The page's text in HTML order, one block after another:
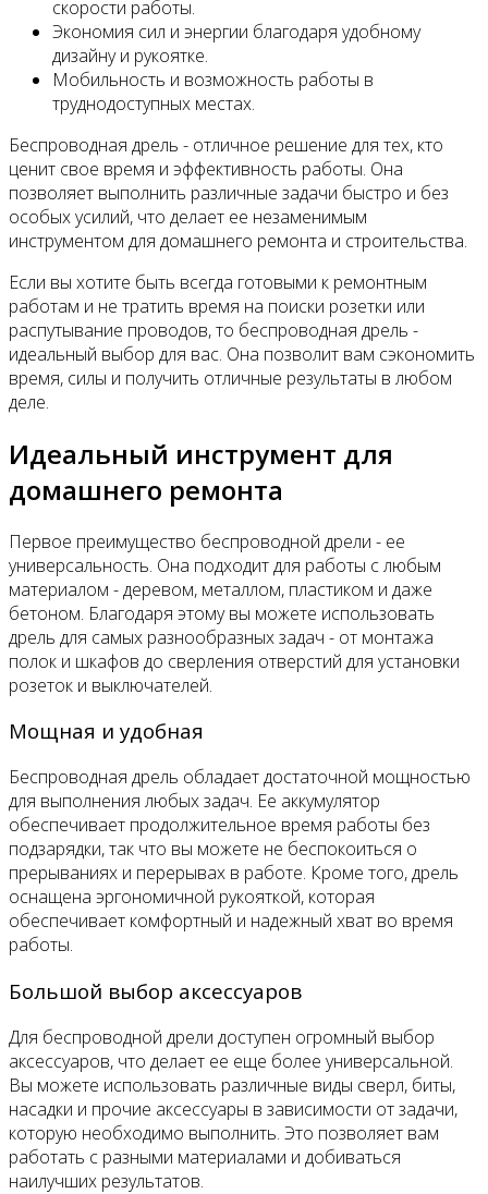
скорости работы.
Экономия сил и энергии благодаря удобному
дизайну и рукоятке.
Мобильность и возможность работы в
труднодоступных местах.
Беспроводная дрель - отличное решение для тех, кто
ценит свое время и эффективность работы. Она
позволяет выполнить различные задачи быстро и без
особых усилий, что делает ее незаменимым
инструментом для домашнего ремонта и строительства.
Если вы хотите быть всегда готовыми к ремонтным
работам и не тратить время на поиски розетки или
распутывание проводов, то беспроводная дрель -
идеальный выбор для вас. Она позволит вам сэкономить
время, силы и получить отличные результаты в любом
деле.
Идеальный инструмент для
домашнего ремонта
Первое преимущество беспроводной дрели - ее
универсальность. Она подходит для работы с любым
материалом - деревом, металлом, пластиком и даже
бетоном. Благодаря этому вы можете использовать
дрель для самых разнообразных задач - от монтажа
полок и шкафов до сверления отверстий для установки
розеток и выключателей.
Мощная и удобная
Беспроводная дрель обладает достаточной мощностью
для выполнения любых задач. Ее аккумулятор
обеспечивает продолжительное время работы без
подзарядки, так что вы можете не беспокоиться о
прерываниях и перерывах в работе. Кроме того, дрель
оснащена эргономичной рукояткой, которая
обеспечивает комфортный и надежный хват во время
работы.
Большой выбор аксессуаров
Для беспроводной дрели доступен огромный выбор
аксессуаров, что делает ее еще более универсальной.
Вы можете использовать различные виды сверл, биты,
насадки и прочие аксессуары в зависимости от задачи,
которую необходимо выполнить. Это позволяет вам
работать с разными материалами и добиваться
наилучших результатов.